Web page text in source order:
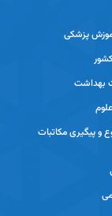
پزشکی
بهداشت
و پیگیری مکاتبات